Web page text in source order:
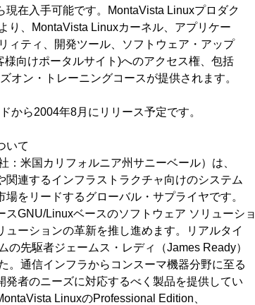
現在入手可能です。MontaVista Linuxプロダク
り、MontaVista Linuxカーネル、アプリケー
ィティ、開発ツール、ソフトウェア・アップ
向けポータルサイト)へのアクセス権、包括
オン・トレーニングコースが提供されます。
から2004年8月にリリース予定です。
いて
：米国カリフォルニア州サニーベール）は、
関連するインフラストラクチャ向けのシステム
をリードするグローバル・サプライヤです。
スGNU/Linuxベースのソフトウェア ソリューショ
ューションの革新を推し進めます。リアルタイ
の先駆者ジェームス・レディ（James Ready）
。通信インフラからコンスーマ機器分野に至る
発者のニーズに対応するべく製品を提供してい
LinuxのProfessional Edition、